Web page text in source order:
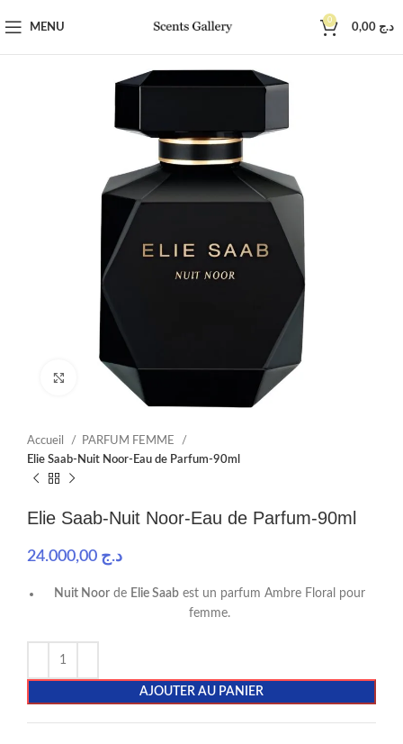
MENU
0
د.ج
Click to enlarge
Accueil
PARFUM FEMME
Elie Saab-Nuit Noor-Eau de Parfum-90ml
Elie Saab-Nuit Noor-Eau de Parfum-90ml
د.ج
Nuit Noorde Elie Saabest un parfum Ambre Floral pour
femme.
AJOUTER AU PANIER